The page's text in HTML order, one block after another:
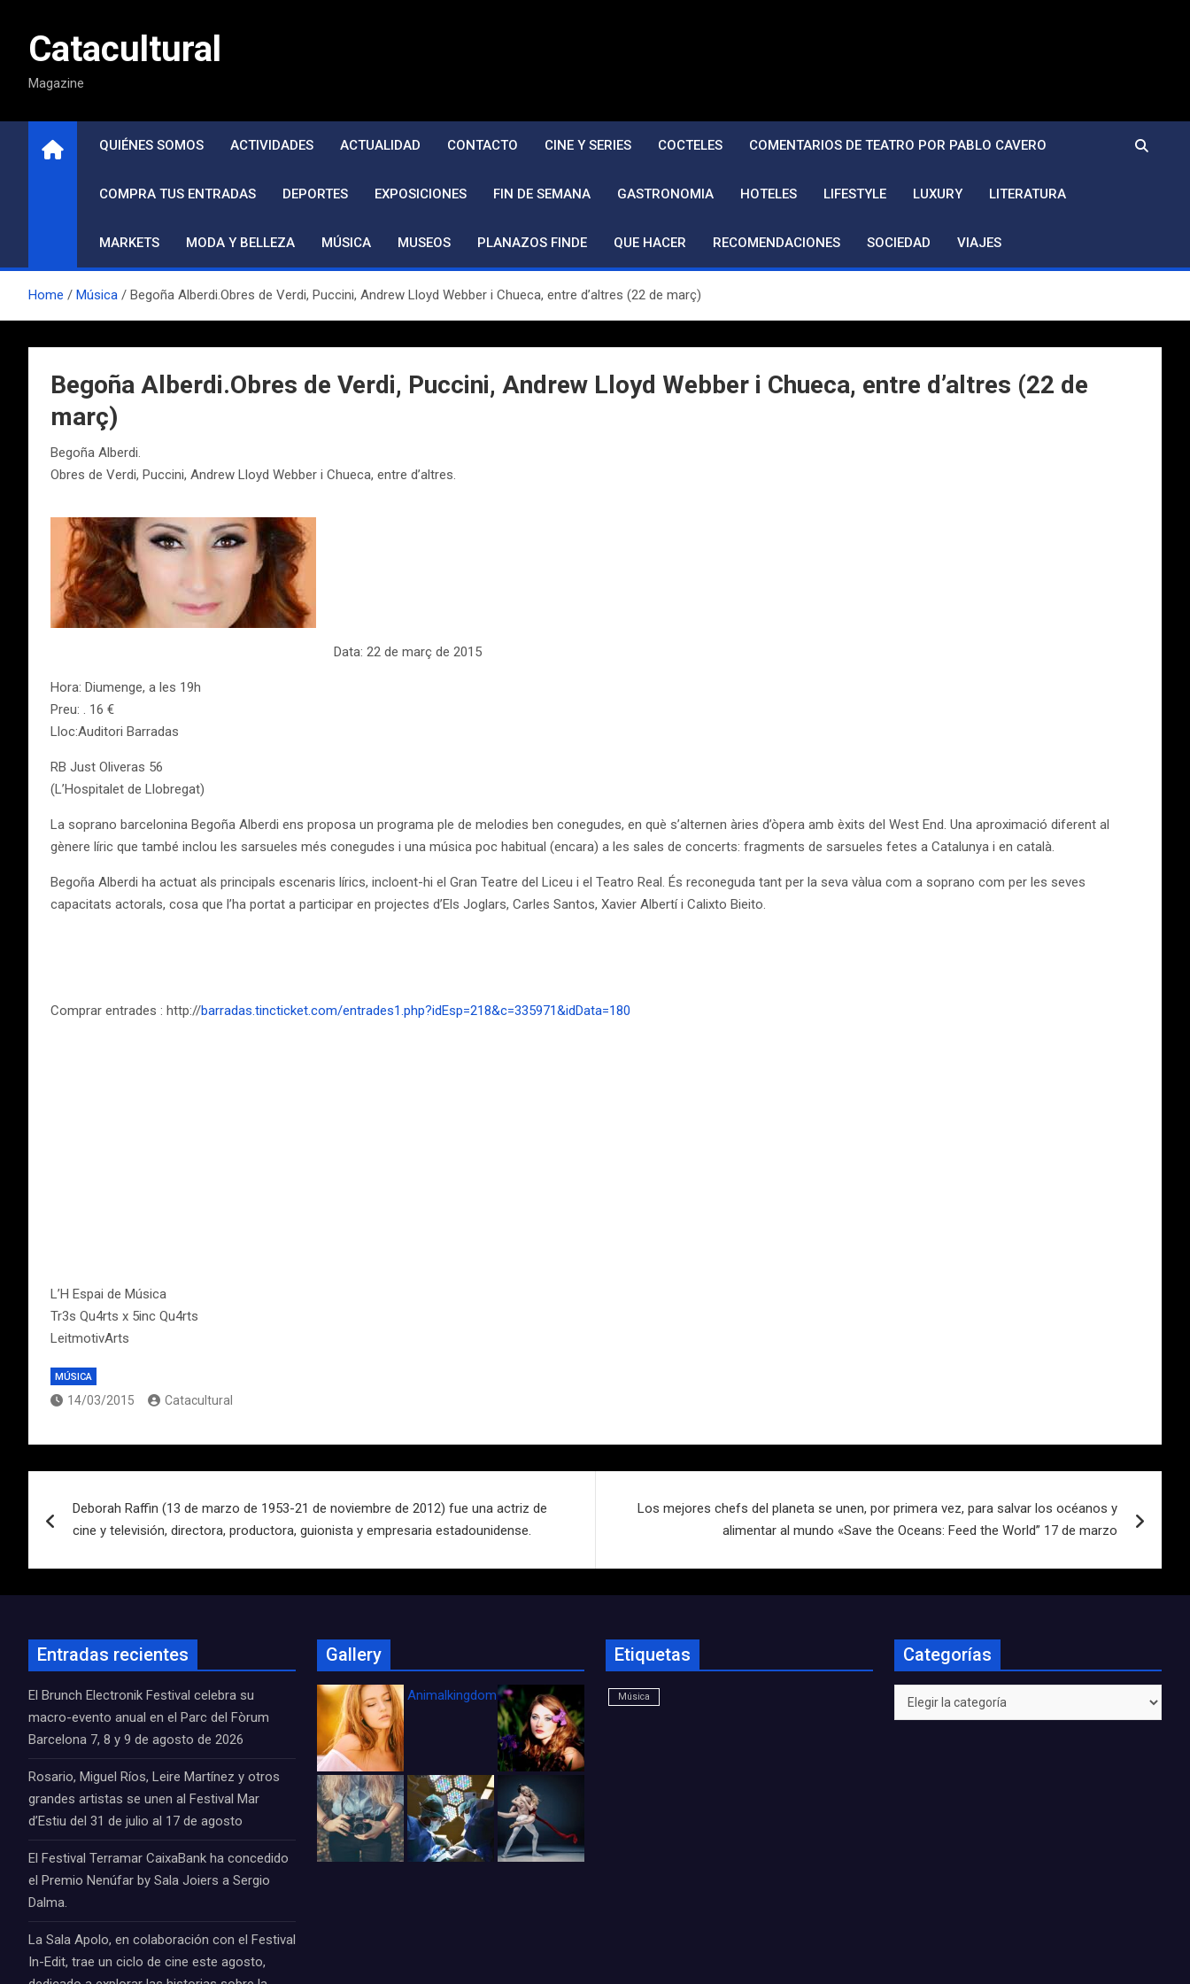
contenidoCatacultural
Magazine
QUIÉNES SOMOS ACTIVIDADES ACTUALIDAD CONTACTO CINE Y SERIES COCTELES COMENTARIOS DE TEATRO POR PABLO CAVERO
COMPRA TUS ENTRADAS DEPORTES EXPOSICIONES FIN DE SEMANA GASTRONOMIA HOTELES LIFESTYLE LUXURY LITERATURA
MARKETS MODA Y BELLEZA MÚSICA MUSEOS PLANAZOS FINDE QUE HACER RECOMENDACIONES SOCIEDAD VIAJES
Home Música Begoña Alberdi.Obres de Verdi, Puccini, Andrew Lloyd Webber i Chueca, entre d’altres (22 de març)
Begoña Alberdi.Obres de Verdi, Puccini, Andrew Lloyd Webber i Chueca, entre d’altres (22 de
març)
Begoña Alberdi.
Obres de Verdi, Puccini, Andrew Lloyd Webber i Chueca, entre d’altres.
Data: 22 de març de 2015
Hora: Diumenge, a les 19h
Preu: . 16 €
Lloc:Auditori Barradas
RB Just Oliveras 56
(L’Hospitalet de Llobregat)
La soprano barcelonina Begoña Alberdi ens proposa un programa ple de melodies ben conegudes, en què s’alternen àries d’òpera amb èxits del West End. Una aproximació diferent al
gènere líric que també inclou les sarsueles més conegudes i una música poc habitual (encara) a les sales de concerts: fragments de sarsueles fetes a Catalunya i en català.
Begoña Alberdi ha actuat als principals escenaris lírics, incloent-hi el Gran Teatre del Liceu i el Teatro Real. És reconeguda tant per la seva vàlua com a soprano com per les seves
capacitats actorals, cosa que l’ha portat a participar en projectes d’Els Joglars, Carles Santos, Xavier Albertí i Calixto Bieito.
Comprar entrades : http://barradas.tincticket.com/entrades1.php?idEsp=218&c=335971&idData=180
L’H Espai de Música
Tr3s Qu4rts x 5inc Qu4rts
LeitmotivArts
MÚSICA
14/03/2015 Catacultural
de
entradas
Deborah Raffin (13 de marzo de 1953-21 de noviembre de 2012) fue una actriz de
cine y televisión, directora, productora, guionista y empresaria estadounidense.
Los mejores chefs del planeta se unen, por primera vez, para salvar los océanos y
alimentar al mundo «Save the Oceans: Feed the World” 17 de marzo
Entradas recientes
El Brunch Electronik Festival celebra su
macro-evento anual en el Parc del Fòrum
Barcelona 7, 8 y 9 de agosto de 2026
Rosario, Miguel Ríos, Leire Martínez y otros
grandes artistas se unen al Festival Mar
d’Estiu del 31 de julio al 17 de agosto
El Festival Terramar CaixaBank ha concedido
el Premio Nenúfar by Sala Joiers a Sergio
Dalma.
La Sala Apolo, en colaboración con el Festival
In-Edit, trae un ciclo de cine este agosto,
Gallery
Animalkingdom_FichaCine
Etiquetas
Música
Categorías
Categorías